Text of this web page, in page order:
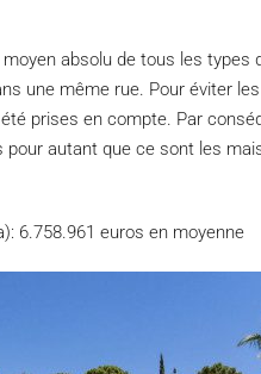
absolu de tous les types
une même rue. Pour éviter
prises en compte. Par
autant que ce sont les
6.758.961 euros en moyenne